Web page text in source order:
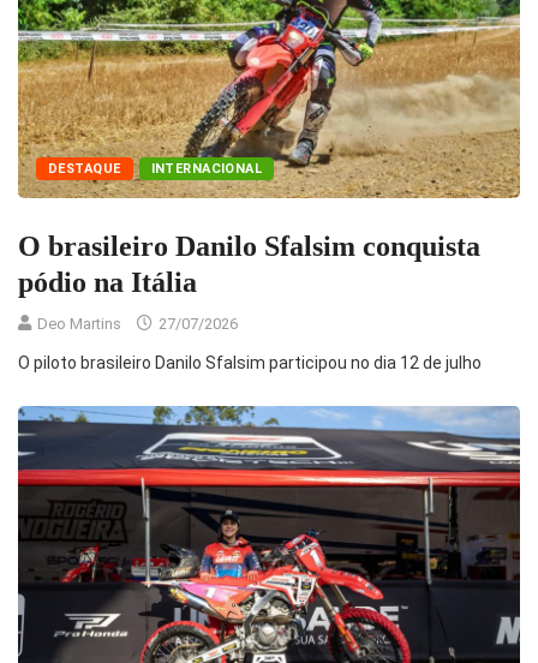
DESTAQUE INTERNACIONAL
O brasileiro Danilo Sfalsim conquista
pódio na Itália
Deo Martins 27/07/2026
O piloto brasileiro Danilo Sfalsim participou no dia 12 de julho